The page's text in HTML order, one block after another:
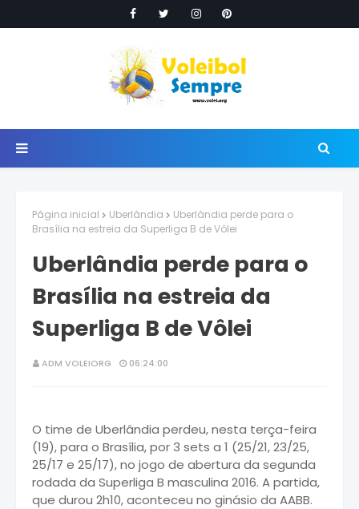
Página inicial Uberlândia
Uberlândia perde para o
Brasília na estreia da Superliga B de Vôlei
Uberlândia perde para o
Brasília na estreia da
Superliga B de Vôlei
ADM VOLEIORG 06:24:00
O time de Uberlândia perdeu, nesta terça-feira
(19), para o Brasília, por 3 sets a 1 (25/21, 23/25,
25/17 e 25/17), no jogo de abertura da segunda
rodada da Superliga B masculina 2016. A partida,
que durou 2h10, aconteceu no ginásio da AABB.